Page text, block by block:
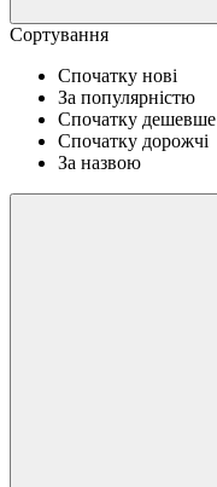
Сортування
Спочатку нові
За популярністю
Спочатку дешевше
Спочатку дорожчі
За назвою